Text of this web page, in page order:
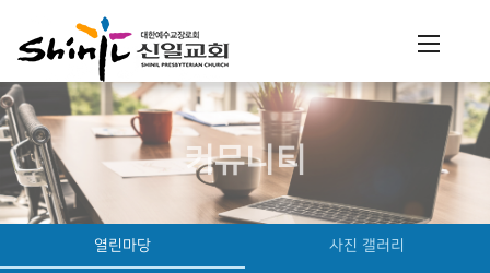
커뮤니티
열린마당 사진 갤러리